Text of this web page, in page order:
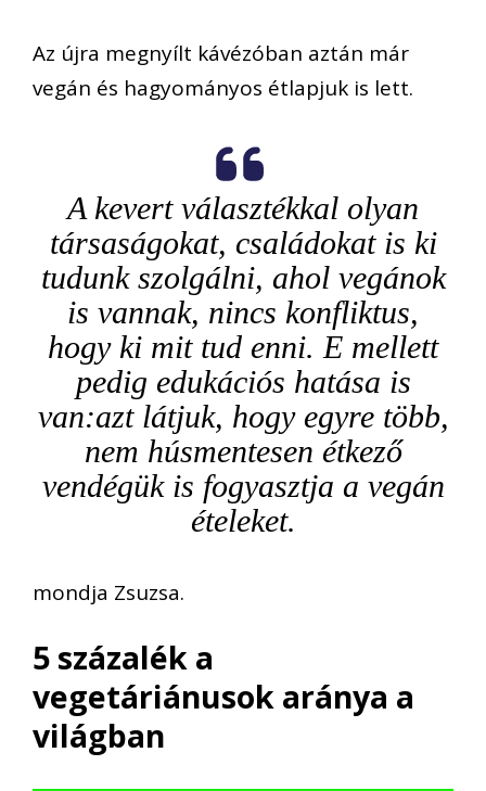
Az újra megnyílt kávézóban aztán már
vegán és hagyományos étlapjuk is lett.
A kevert választékkal olyan
társaságokat, családokat is ki
tudunkszolgálni, ahol vegánok
is vannak, nincs konfliktus,
hogy ki mit tud enni. E mellett
pedig edukációs hatása is
van:azt látjuk, hogy egyre több,
nem húsmentesen étkező
vendégük is fogyasztja a vegán
ételeket.
mondja Zsuzsa.
5 százalék a
vegetáriánusok aránya a
világban